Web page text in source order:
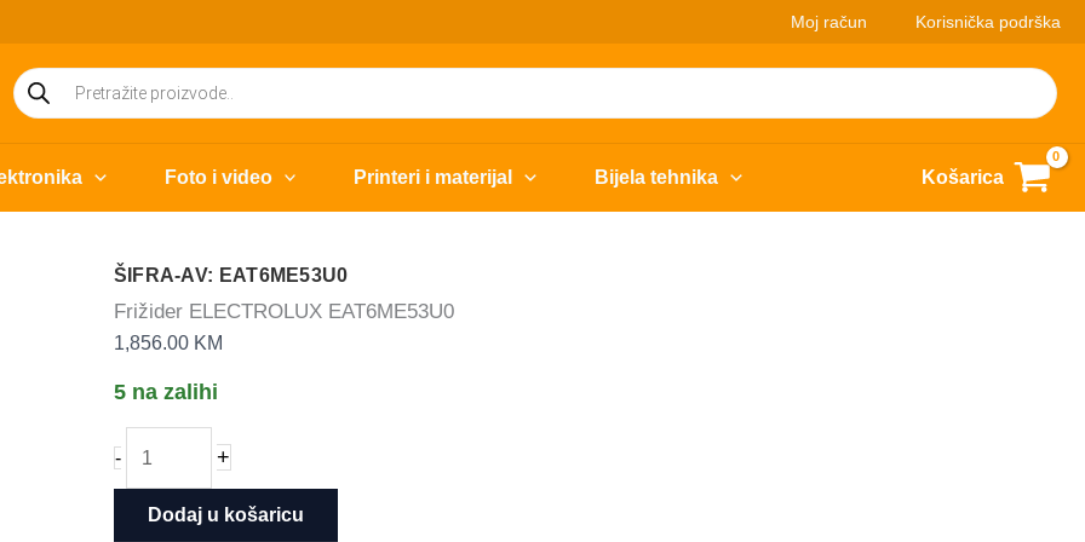
Moj račun Korisnička podrška
Products
search
Foto i video Printeri i materijal Bijela tehnika Košarica
ŠIFRA-AV: EAT6ME53U0
Frižider ELECTROLUX EAT6ME53U0
1,856.00 KM
5 na zalihi
-
ELECTROLUX
EAT6ME53U0
+
Dodaj u košaricu